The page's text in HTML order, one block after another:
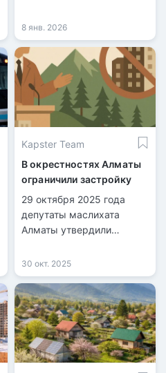
8 янв. 2026
Kapster Team
В окрестностях Алматы
ограничили застройку
29 октября 2025 года
депутаты маслихата
Алматы утвердили
строительство в
предгорных районах.
30 окт. 2025